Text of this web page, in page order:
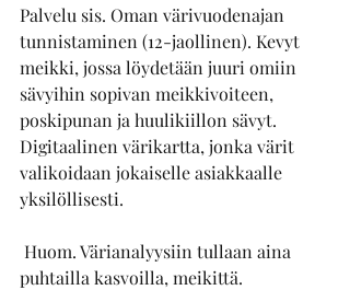
Palvelu sis. Oman värivuodenajan
tunnistaminen (12-jaollinen). Kevyt
meikki, jossa löydetään juuri omiin
sävyihin sopivan meikkivoiteen,
poskipunan ja huulikiillon sävyt.
Digitaalinen värikartta, jonka värit
valikoidaan jokaiselle asiakkaalle
yksilöllisesti.
puhtailla kasvoilla, meikittä.